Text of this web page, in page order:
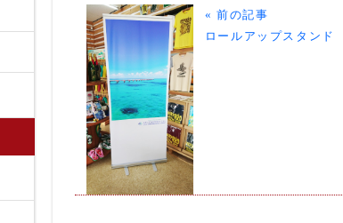
« 前の記事
ロールアップスタンド